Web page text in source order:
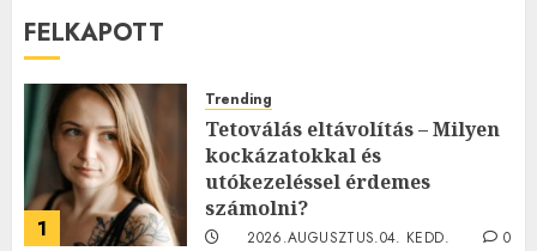
FELKAPOTT
1
Trending
Tetoválás eltávolítás – Milyen
kockázatokkal és
utókezeléssel érdemes
számolni?
2026.AUGUSZTUS.04. KEDD.
0